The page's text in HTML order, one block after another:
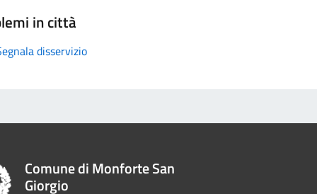
in città
disservizio
Comune di Monforte San
Giorgio